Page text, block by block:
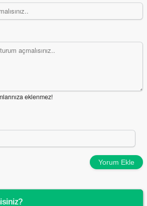
eklenmez!
Yorum Ekle